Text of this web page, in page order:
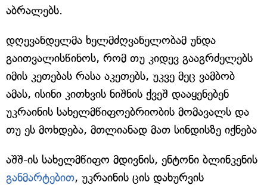
აბრალებს.
დღევანდელმა ხელმძღვანელობამ უნდა
გაითვალისწინოს, რომ თუ კიდევ გააგრძელებს
იმის კეთებას რასა აკეთებს, უკვე მეც ვამბობ
ამას, ისინი კითხვის ნიშნის ქვეშ დააყენებენ
უკრაინის სახელმწიფოებრიობის მომავალს და
თუ ეს მოხდება, მთლიანად მათ სინდისზე იქნება
აშშ-ის სახელმწიფო მდივნის, ენტონი ბლინკენის
განმარტებით, უკრაინის ცის დახურვის